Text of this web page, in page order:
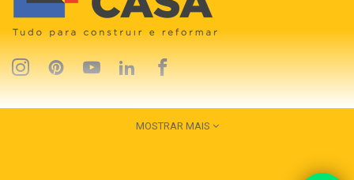
MOSTRAR MAIS